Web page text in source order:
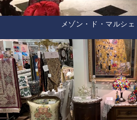
メゾン・ド・マルシ